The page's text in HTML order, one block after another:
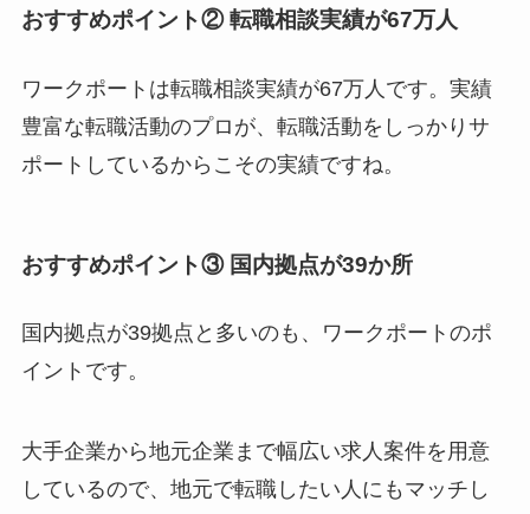
おすすめポイント② 転職相談実績が67万人
ワークポートは転職相談実績が67万人です。実績
豊富な転職活動のプロが、転職活動をしっかりサ
ポートしているからこその実績ですね。
おすすめポイント③ 国内拠点が39か所
国内拠点が39拠点と多いのも、ワークポートのポ
イントです。
大手企業から地元企業まで幅広い求人案件を用意
しているので、地元で転職したい人にもマッチし